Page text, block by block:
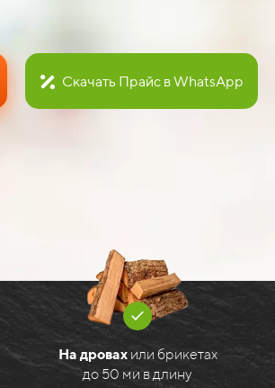
Скачать Прайс в WhatsApp
На дровахили брикетах
до 50 ми в длину